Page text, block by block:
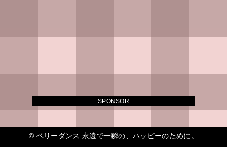
© ベリーダンス 永遠で一瞬の、ハッピーのために。
SPONSOR